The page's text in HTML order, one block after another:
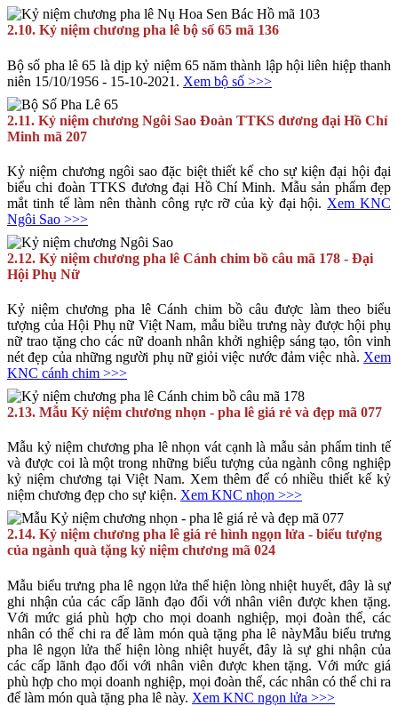
2.10. Kỷ niệm chương pha lê bộ số 65 mã 136
Bộ số pha lê 65 là dịp kỷ niệm 65 năm thành lập hội liên hiệp thanh
niên 15/10/1956 - 15-10-2021. Xem bộ số >>>
2.11. Kỷ niệm chương Ngôi Sao Đoàn TTKS đương đại Hồ Chí
Minh mã 207
Kỷ niệm chương ngôi sao đặc biệt thiết kế cho sự kiện đại hội đại
biểu chi đoàn TTKS đương đại Hồ Chí Minh. Mẫu sản phẩm đẹp
mắt tinh tế làm nên thành công rực rỡ của kỳ đại hội. Xem KNC
Ngôi Sao >>>
2.12. Kỷ niệm chương pha lê Cánh chim bồ câu mã 178 - Đại
Hội Phụ Nữ
Kỷ niệm chương pha lê Cánh chim bồ câu được làm theo biểu
tượng của Hội Phụ nữ Việt Nam, mẫu biều trưng này được hội phụ
nữ trao tặng cho các nữ doanh nhân khởi nghiệp sáng tạo, tôn vinh
nét đẹp của những người phụ nữ giỏi việc nước đảm việc nhà. Xem
KNC cánh chim >>>
2.13. Mẫu Kỷ niệm chương nhọn - pha lê giá rẻ và đẹp mã 077
Mẫu kỷ niệm chương pha lê nhọn vát cạnh là mẫu sản phẩm tinh tế
và được coi là một trong những biểu tượng của ngành công nghiệp
kỷ niệm chương tại Việt Nam. Xem thêm để có nhiều thiết kế kỷ
niệm chương đẹp cho sự kiện. Xem KNC nhọn >>>
2.14. Kỷ niệm chương pha lê giá rẻ hình ngọn lửa - biểu tượng
của ngành quà tặng kỷ niệm chương mã 024
Mẫu biểu trưng pha lê ngọn lửa thể hiện lòng nhiệt huyết, đây là sự
ghi nhận của các cấp lãnh đạo đối với nhân viên được khen tặng.
Với mức giá phù hợp cho mọi doanh nghiệp, mọi đoàn thể, các
nhân có thể chi ra để làm món quà tặng pha lê nàyMẫu biểu trưng
pha lê ngọn lửa thể hiện lòng nhiệt huyết, đây là sự ghi nhận của
các cấp lãnh đạo đối với nhân viên được khen tặng. Với mức giá
phù hợp cho mọi doanh nghiệp, mọi đoàn thể, các nhân có thể chi ra
để làm món quà tặng pha lê này. Xem KNC ngọn lửa >>>